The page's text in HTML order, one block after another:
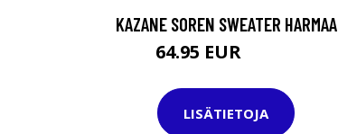
KAZANE SOREN SWEATER HARMAA
64.95 EUR
LISÄTIETOJA